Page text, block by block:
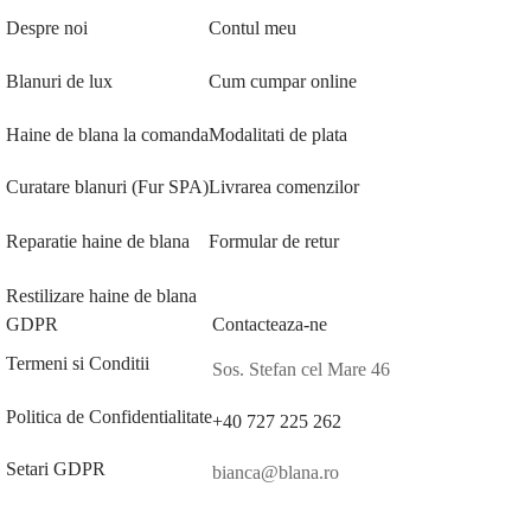
Despre noi
Blanuri de lux
Haine de blana la comanda
Curatare blanuri (Fur SPA)
Reparatie haine de blana
Restilizare haine de blana
Contul meu
Cum cumpar online
Modalitati de plata
Livrarea comenzilor
Formular de retur
GDPR
Termeni si Conditii
Politica de Confidentialitate
Setari GDPR
Contacteaza-ne
Sos. Stefan cel Mare 46
+40 727 225 262
bianca@blana.ro